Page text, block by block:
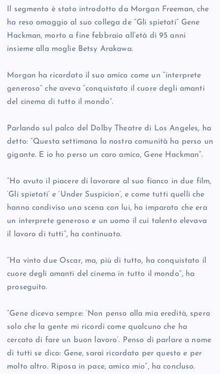
Il segmento è stato introdotto da Morgan Freeman, che
ha reso omaggio al suo collega de “Gli spietati” Gene
Hackman, morto a fine febbraio all’età di 95 anni
insieme alla moglie Betsy Arakawa.
Morgan ha ricordato il suo amico come un “interprete
generoso” che aveva “conquistato il cuore degli amanti
del cinema di tutto il mondo”.
Parlando sul palco del Dolby Theatre di Los Angeles, ha
detto: “Questa settimana la nostra comunità ha perso un
gigante. E io ho perso un caro amico, Gene Hackman”.
“Ho avuto il piacere di lavorare al suo fianco in due film,
‘Gli spietati’ e ‘Under Suspicion’, e come tutti quelli che
hanno condiviso una scena con lui, ho imparato che era
un interprete generoso e un uomo il cui talento elevava
il lavoro di tutti”, ha continuato.
“Ha vinto due Oscar, ma, più di tutto, ha conquistato il
cuore degli amanti del cinema in tutto il mondo”, ha
proseguito.
“Gene diceva sempre: ‘Non penso alla mia eredità, spero
solo che la gente mi ricordi come qualcuno che ha
cercato di fare un buon lavoro’. Penso di parlare a nome
di tutti se dico: Gene, sarai ricordato per questo e per
molto altro. Riposa in pace, amico mio”, ha concluso.